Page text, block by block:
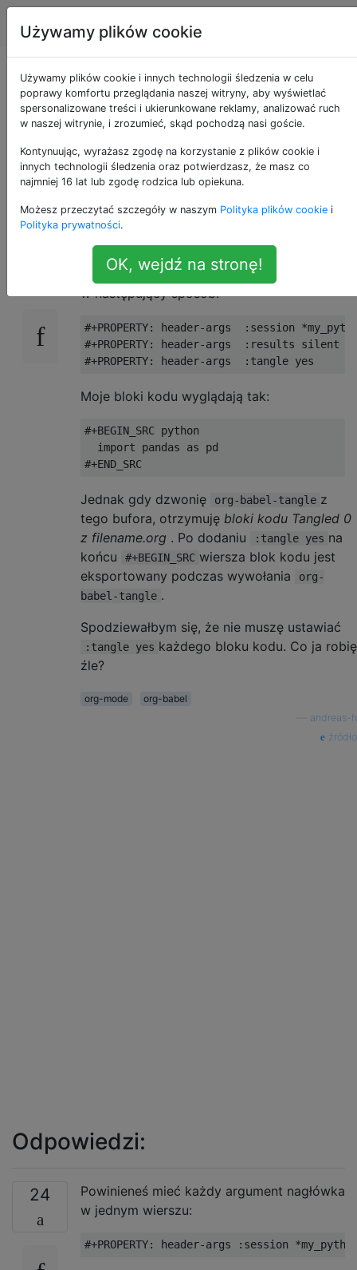
Emacs Tagi
Jak określić
domyślne argumenty
nagłówka w blokach
kodu orgmode
Wiążę, aby ustawić domyślne argumenty
nagłówka do bloków kodu w moim pliku org,
w następujący sposób:
#+PROPERTY: header-args  :session
#+PROPERTY: header-args  :results silent
Moje bloki kodu wyglądają tak:
#+BEGIN_SRC python
  import pandas as pd
Jednak gdy dzwonię org-babel-tangle z
tego bufora, otrzymuję bloki kodu Tangled 0
z filename.org . Po dodaniu :tangle yes na
końcu
#+BEGIN_SRC wiersza blok kodu jest
eksportowany podczas wywołania
org-
babel-tangle .
Spodziewałbym się, że nie muszę ustawiać
:tangle yes każdego bloku kodu. Co ja robię
źle?
org-mode
org-babel
andreas-h
źródło
Odpowiedzi:
24
Powinieneś mieć każdy argument nagłówka
w jednym wierszu:
Używamy plików cookie
Używamy plików cookie i innych technologii śledzenia w celu
poprawy komfortu przeglądania naszej witryny, aby wyświetlać
spersonalizowane treści i ukierunkowane reklamy, analizować ruch
w naszej witrynie, i zrozumieć, skąd pochodzą nasi goście.
Kontynuując, wyrażasz zgodę na korzystanie z plików cookie i
innych technologii śledzenia oraz potwierdzasz, że masz co
najmniej 16 lat lub zgodę rodzica lub opiekuna.
Możesz przeczytać szczegóły w naszym Polityka plików cookie i
Polityka prywatności.
OK, wejdź na stronę!